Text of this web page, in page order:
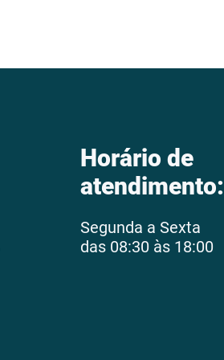
Horário de
atendimento:
Segunda a Sexta
das 08:30 às 18:00